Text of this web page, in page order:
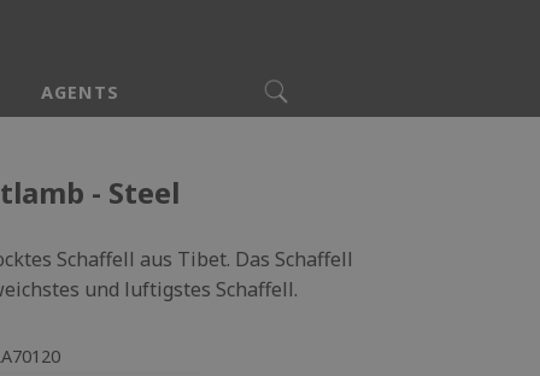
AGENTS
- Steel
Schaffell aus Tibet. Das Schaffell
und luftigstes Schaffell.